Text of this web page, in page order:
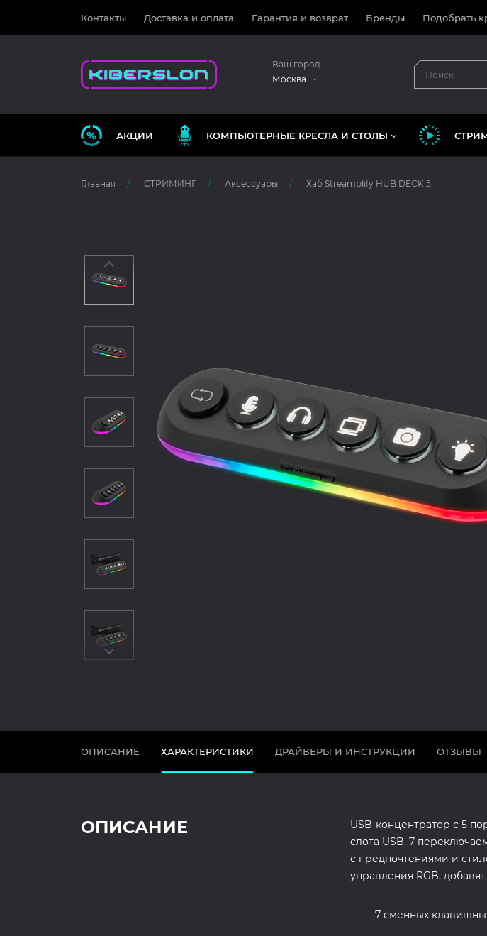
Контакты Доставка и оплата Гарантия и возврат Бренды Подобрать
Ваш город
Москва
АКЦИИ КОМПЬЮТЕРНЫЕ КРЕСЛА И СТОЛЫ
Главная СТРИМИНГ Аксессуары Хаб Streamplify HUB DECK 5
ОПИСАНИЕ ХАРАКТЕРИСТИКИ ДРАЙВЕРЫ И ИНСТРУКЦИИ ОТЗЫВЫ
ОПИСАНИЕ
USB-концентратор с 5
слота USB. 7
с предпочтениями и
управления RGB,
7 cменных